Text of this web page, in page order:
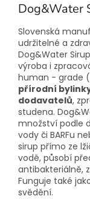
Dog&Water
Slovenská
udržitelné a
Dog&Water
výroba i
human - grade
přírodní
dodavatelů,
studena.
množství podle
vody či BARFu
sirup přímo ze
vodě, působí
antibakteriálně,
Funguje také
svědění.